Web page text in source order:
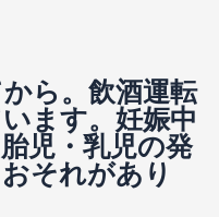
ら。飲酒運転
ます。妊娠中
児・乳児の発
それがあり